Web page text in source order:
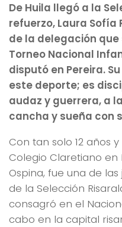
De Huila llegó a la
refuerzo, Laura Sofía
de la delegación
Torneo Nacional
disputó en Pereira.
este deporte; es
audaz y guerrera, a
cancha y sueña con
Con tan solo 12 años
Colegio Claretiano en
Ospina, fue una de
de la Selección
consagró en el
cabo en la capital